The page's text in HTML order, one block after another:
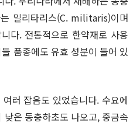
밀리타리스(C. militaris)이며
다. 전통적으로 한약재로 사용
품종에도 유효 성분이 들어 있
러 잡음도 있었습니다. 수요에
은 동충하초도 나오고, 중금속